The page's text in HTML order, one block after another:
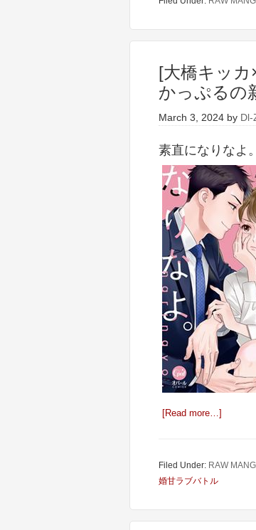
[大橋キッ
かっぷるの
March 3, 2024 by Dl-
素直になりなよ
[Read more…]
Filed Under: RAW
婚甘ラブバトル